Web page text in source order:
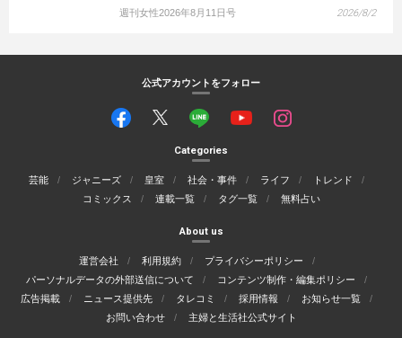
週刊女性2026年8月11日号 2026/8/2
公式アカウントをフォロー
Categories
芸能 ジャニーズ 皇室 社会・事件 ライフ
トレンド
コミックス
連載一覧 タグ一覧 無料占い
About us
運営会社 利用規約
プライバシーポリシー
パーソナルデータの外部送信について
コンテンツ制作・編集ポリシー
広告掲載
ニュース提供先 タレコミ 採用情報
お知らせ一覧
お問い合わせ
主婦と生活社公式サイト